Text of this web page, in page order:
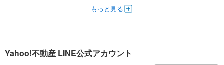
もっと見る
Yahoo!不動産 LINE公式アカウント